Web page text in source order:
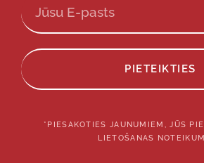
PIETEIKTIES
*PIESAKOTIES JAUNUMIEM, JŪS
LIETOŠANAS